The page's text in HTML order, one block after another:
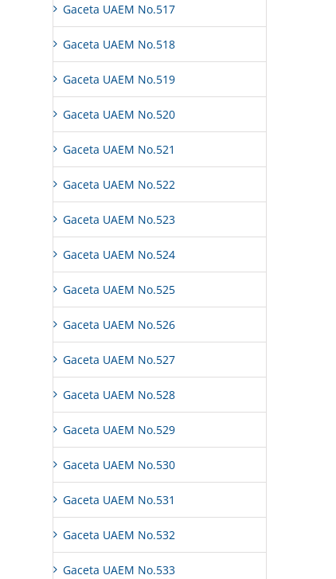
Gaceta UAEM No.517
Gaceta UAEM No.518
Gaceta UAEM No.519
Gaceta UAEM No.520
Gaceta UAEM No.521
Gaceta UAEM No.522
Gaceta UAEM No.523
Gaceta UAEM No.524
Gaceta UAEM No.525
Gaceta UAEM No.526
Gaceta UAEM No.527
Gaceta UAEM No.528
Gaceta UAEM No.529
Gaceta UAEM No.530
Gaceta UAEM No.531
Gaceta UAEM No.532
Gaceta UAEM No.533